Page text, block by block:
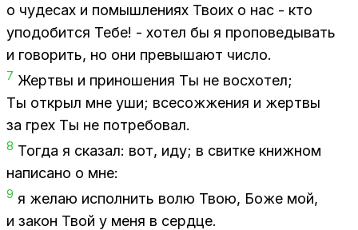
о чу­де­сах и по­мыш­ле­ни­ях Тво­их о нас - кто
упо­до­бит­ся Тебе! - хо­тел бы я про­по­ве­ды­вать
и го­во­рить, но они пре­вы­ша­ют чис­ло.
7 Жерт­вы и при­но­ше­ния Ты не вос­хо­тел;
Ты от­крыл мне уши; все­со­жже­ния и жерт­вы
за грех Ты не по­тре­бо­вал.
8 То­гда я ска­зал: вот, иду; в свит­ке книж­ном
на­пи­са­но о мне:
9 я же­лаю ис­пол­нить волю Твою, Боже мой,
и за­кон Твой у меня в серд­це.